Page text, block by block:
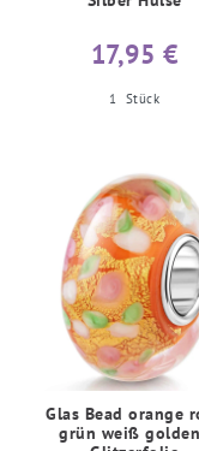
17,95 €
1 Stück
Glas Bead orange
grün weiß